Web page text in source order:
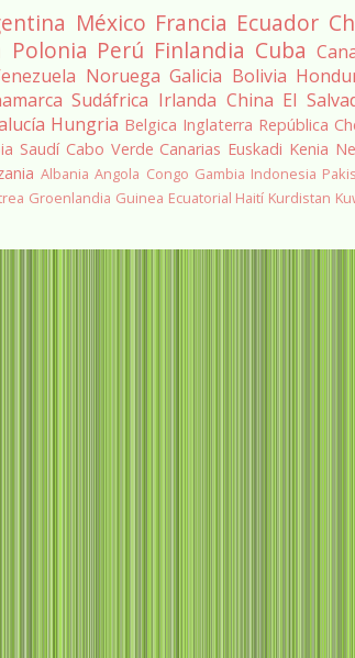
México Francia Ecuador
Polonia Perú Finlandia Cuba
Noruega Galicia Bolivia
Sudáfrica Irlanda China El
Hungria Belgica Inglaterra República
Saudí Cabo Verde Canarias Euskadi Kenia
Albania Angola Congo Gambia Indonesia
Groenlandia Guinea Ecuatorial Haití Kurdistan